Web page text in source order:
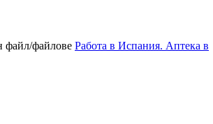
Работа в Испания. Аптека в